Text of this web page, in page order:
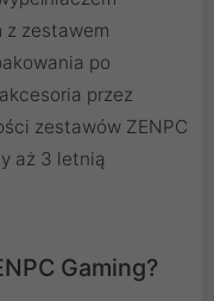
z zestawem
po
przez
zestawów ZENPC
aż 3 letnią
Gaming?